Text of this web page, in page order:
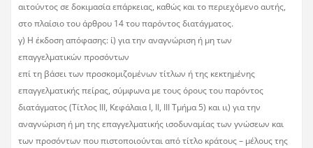
αιτούντος σε δοκιμασία επάρκειας, καθώς και το περιεχόμενο αυτής,
στο πλαίσιο του άρθρου 14 του παρόντος διατάγματος.
γ) Η έκδοση απόφασης: ί) για την αναγνώριση ή μη των
επαγγελματικών προσόντων
επί τη βάσει των προσκομιζομένων τίτλων ή της κεκτημένης
επαγγελματικής πείρας, σύμφωνα με τους όρους του παρόντος
διατάγματος (Τίτλος III, Κεφάλαια Ι, II, III Τμήμα 5) και ιι) για την
αναγνώριση ή μη της επαγγελματικής ισοδυναμίας των γνώσεων και
των προσόντων που πιστοποιούνται από τίτλο κράτους – μέλους της